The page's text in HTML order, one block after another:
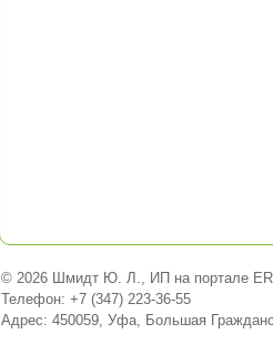
© 2026 Шмидт Ю. Л., ИП на портале
Телефон: +7 (347) 223-36-55
Адрес: 450059, Уфа, Большая